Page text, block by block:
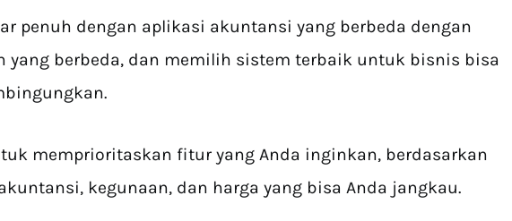
penuh dengan aplikasi akuntansi yang berbeda dengan
yang berbeda, dan memilih sistem terbaik untuk bisnis bisa
memprioritaskan fitur yang Anda inginkan, berdasarkan
kegunaan, dan harga yang bisa Anda jangkau.